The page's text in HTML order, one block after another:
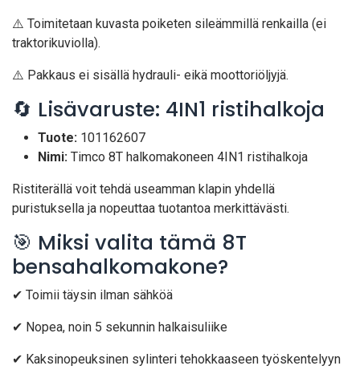
⚠️ Toimitetaan kuvasta poiketen sileämmillä renkailla (ei
traktorikuviolla).
⚠️ Pakkaus ei sisällä hydrauli- eikä moottoriöljyjä.
🔄 Lisävaruste: 4IN1 ristihalkoja
Tuote: 101162607
Nimi: Timco 8T halkomakoneen 4IN1 ristihalkoja
Ristiterällä voit tehdä useamman klapin yhdellä
puristuksella ja nopeuttaa tuotantoa merkittävästi.
🎯 Miksi valita tämä 8T
bensahalkomakone?
✔ Toimii täysin ilman sähköä
✔ Nopea, noin 5 sekunnin halkaisuliike
✔ Kaksinopeuksinen sylinteri tehokkaaseen työskentelyyn